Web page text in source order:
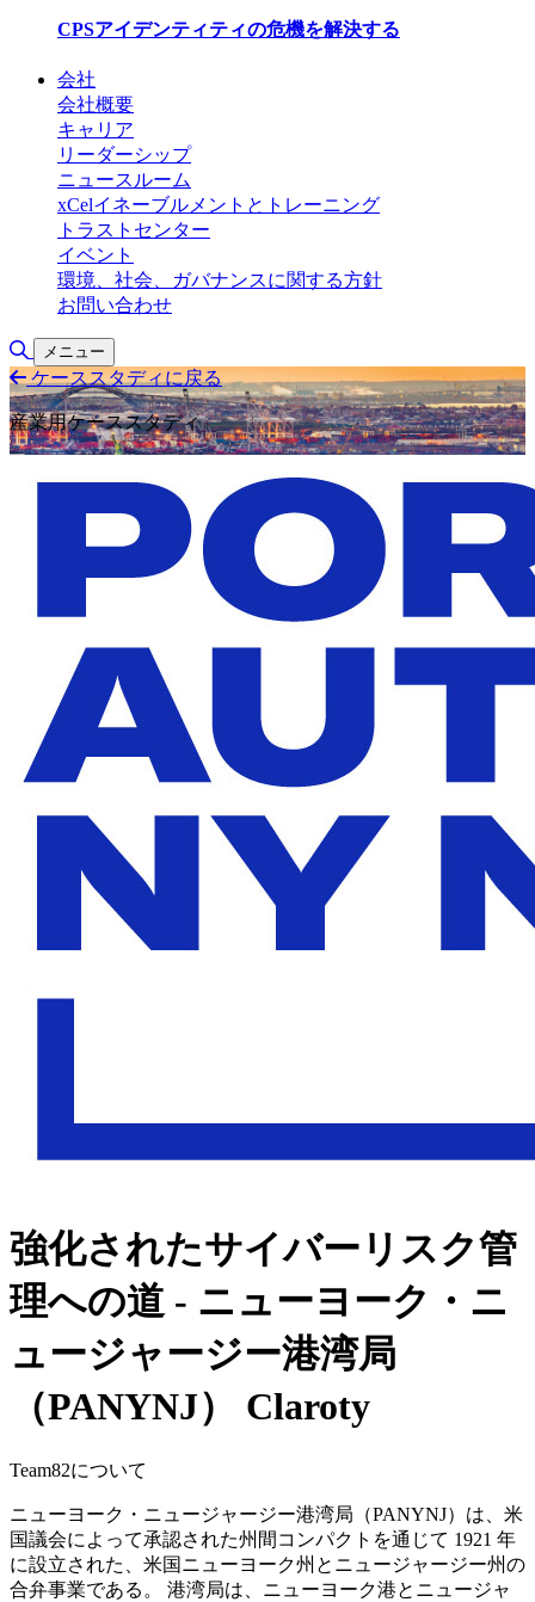
CPSアイデンティティの危機を解決する
会社
会社概要
キャリア
リーダーシップ
ニュースルーム
xCelイネーブルメントとトレーニング
トラストセンター
イベント
環境、社会、ガバナンスに関する方針
お問い合わせ
検索の切り替え
メニュー
ケーススタディに戻る
産業用ケーススタディ
強化されたサイバーリスク管
理への道 - ニューヨーク・ニ
ュージャージー港湾局
（PANYNJ） Claroty
Team82について
ニューヨーク・ニュージャージー港湾局（PANYNJ）は、米
国議会によって承認された州間コンパクトを通じて 1921 年
に設立された、米国ニューヨーク州とニュージャージー州の
合弁事業である。 港湾局は、ニューヨーク港とニュージャ